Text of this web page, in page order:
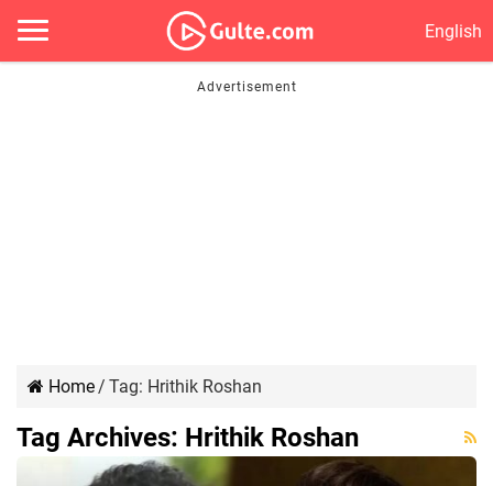
English
Home/ Tag: Hrithik Roshan
Tag Archives: Hrithik Roshan